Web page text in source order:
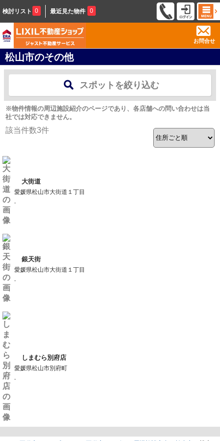
検討リスト 0 最近見た物件 0
お問合せ
松山市のその他
スポットを絞り込む
※物件情報の周辺施設紹介のページであり、各店舗への問い合わせは当
社では対応できません。
該当件数3件
大街道
愛媛県松山市大街道１丁目
-
銀天街
愛媛県松山市大街道１丁目
-
しまむら別府店
愛媛県松山市別府町
-